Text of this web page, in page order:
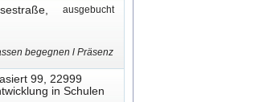
ausgebucht
begegnen l Präsenz
99, 22999
in Schulen